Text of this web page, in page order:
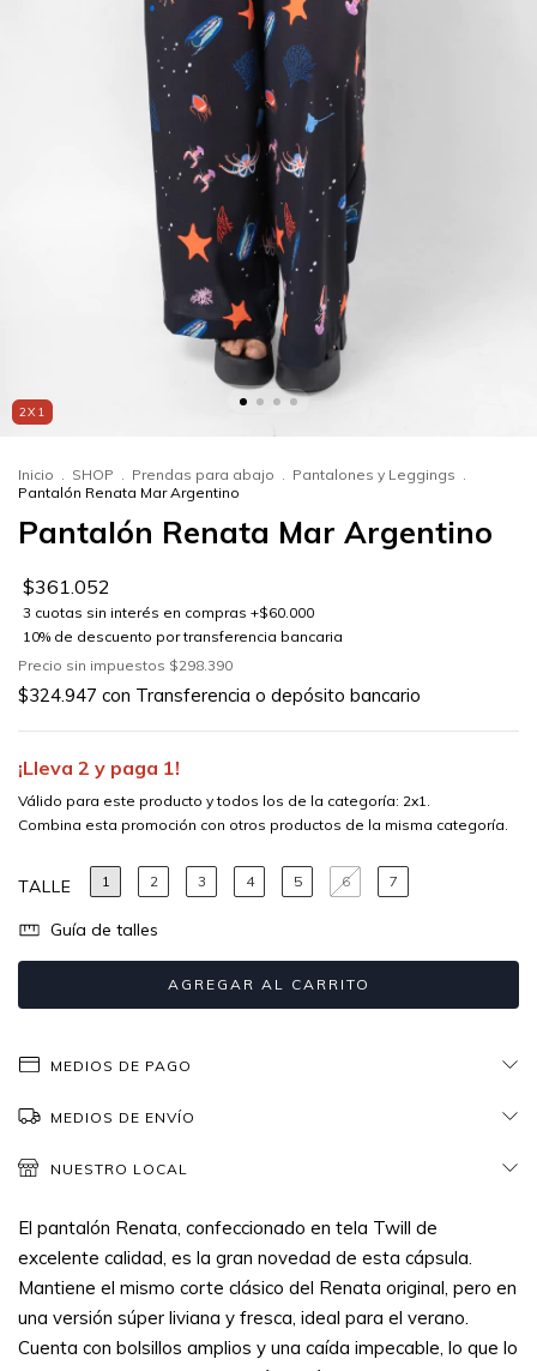
2X1
Inicio . SHOP . Prendas para abajo . Pantalones y Leggings .
Pantalón Renata Mar Argentino
Pantalón Renata Mar Argentino
$361.052
Precio sin impuestos $298.390
$324.947 con Transferencia o depósito bancario
¡Lleva 2 y paga 1!
Válido para este producto y todos los de la categoría: 2x1.
Combina esta promoción con otros productos de la misma categoría.
TALLE 1 2 3 4 5 6 7
Guía de talles
MEDIOS DE PAGO
MEDIOS DE ENVÍO
NUESTRO LOCAL
El pantalón Renata, confeccionado en tela Twill de
excelente calidad, es la gran novedad de esta cápsula.
Mantiene el mismo corte clásico del Renata original, pero en
una versión súper liviana y fresca, ideal para el verano.
Cuenta con bolsillos amplios y una caída impecable, lo que lo